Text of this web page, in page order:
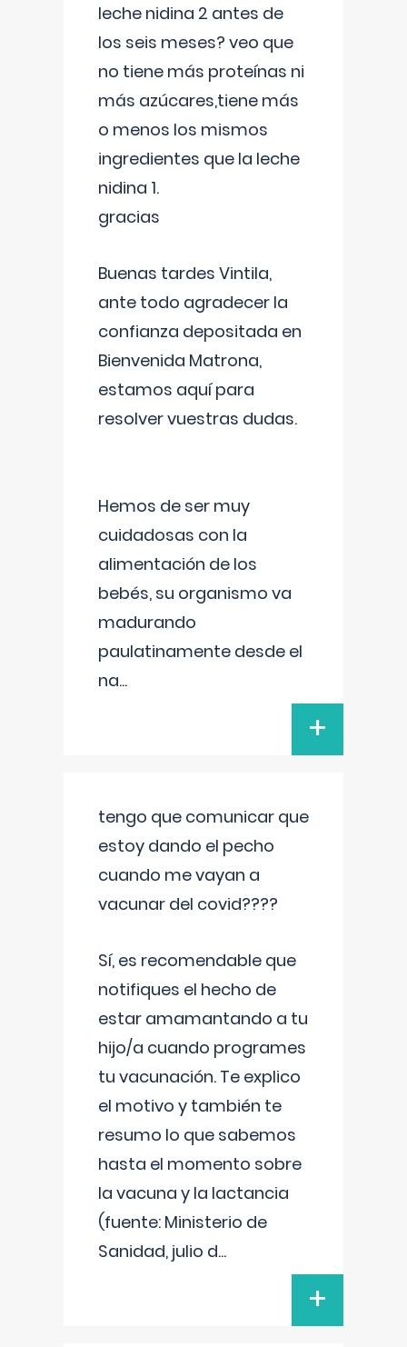
leche nidina 2 antes de
los seis meses? veo que
no tiene más proteínas ni
más azúcares,tiene más
o menos los mismos
ingredientes que la leche
nidina 1.
gracias
Buenas tardes Vintila,
ante todo agradecer la
confianza depositada en
Bienvenida Matrona,
estamos aquí para
resolver vuestras dudas.
Hemos de ser muy
cuidadosas con la
alimentación de los
bebés, su organismo va
madurando
paulatinamente desde el
na...
+
tengo que comunicar que
estoy dando el pecho
cuando me vayan a
vacunar del covid????
Sí, es recomendable que
notifiques el hecho de
estar amamantando a tu
hijo/a cuando programes
tu vacunación. Te explico
el motivo y también te
resumo lo que sabemos
hasta el momento sobre
la vacuna y la lactancia
(fuente: Ministerio de
Sanidad, julio d...
+